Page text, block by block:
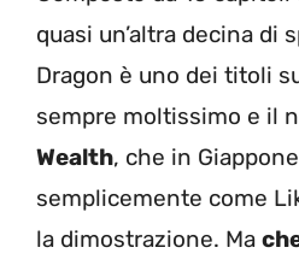
quasi un’altra decina di
Dragon è uno dei titoli
sempre moltissimo e il
Wealth, che in
semplicemente come
la dimostrazione. Ma